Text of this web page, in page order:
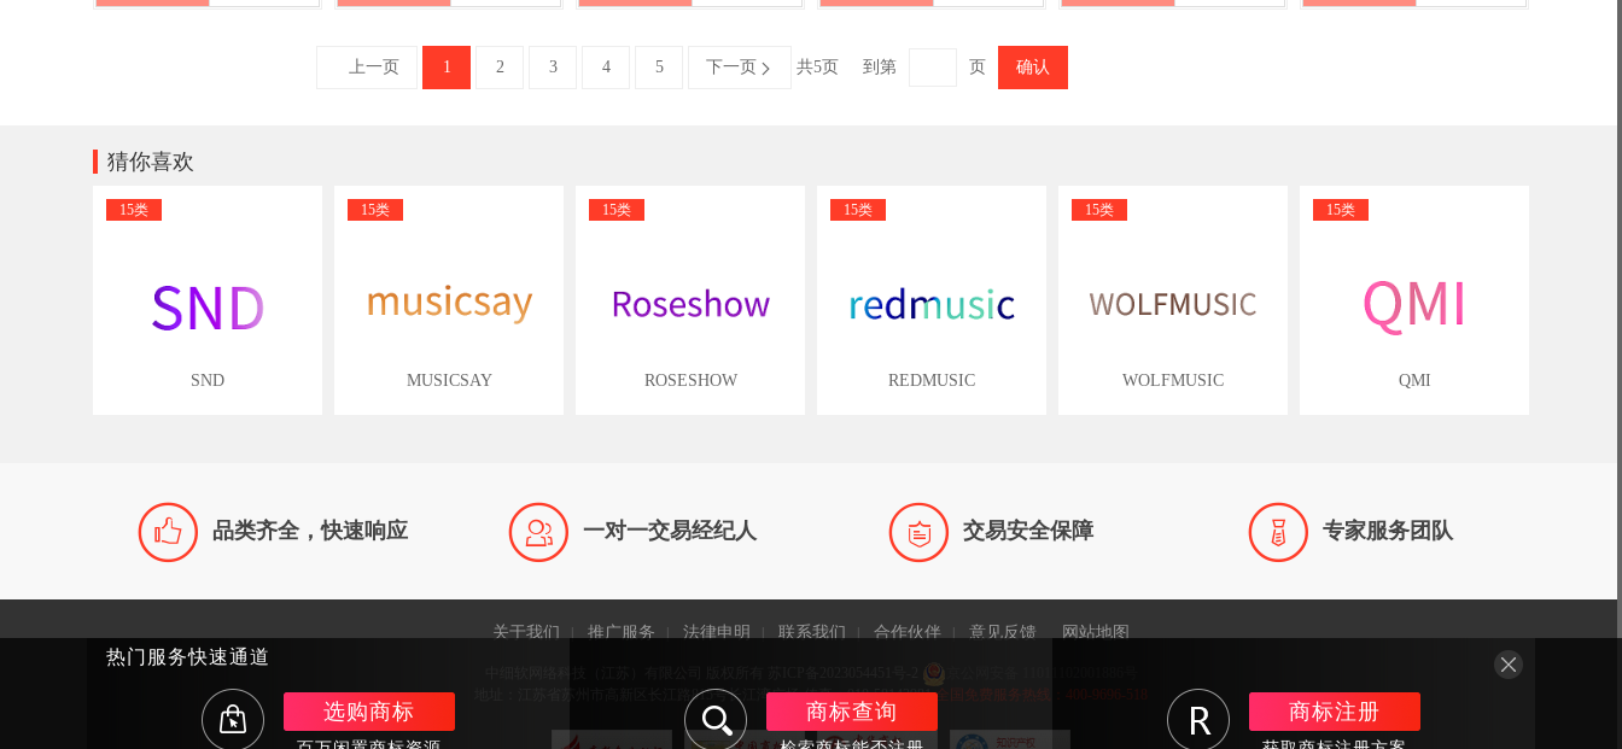
上一页 1 2 3 4 5 下一页  共5页 到第 页 确认
猜你喜欢
15类
SND
15类
MUSICSAY
15类
ROSESHOW
15类
REDMUSIC
15类
WOLFMUSIC
15类
QMI
 品类齐全，快速响应  一对一交易经纪人  交易安全保障  专家服务团队
热门服务快速通道
选购商标 商标查询 商标注册
关于我们 推广服务 法律申明 联系我们 合作伙伴 意见反馈 网站地图
地址：江苏省苏州市高新区长江路815号长江湾广场 传真：010-58143981全国免费服务热线：400-9696-518